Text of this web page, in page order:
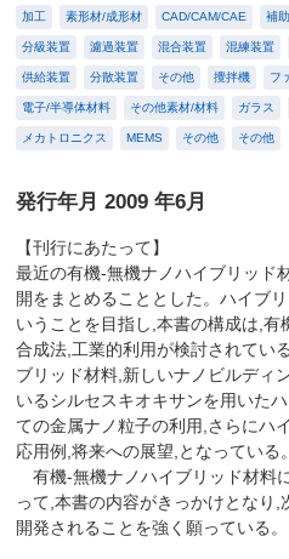
加工 素形材/成形材 CAD/CAM/CAE 補
分級装置 濾過装置 混合装置 混練装置
供給装置 分散装置 その他 攪拌機 フ
電子/半導体材料 その他素材/材料 ガラス
メカトロニクス MEMS その他 その他
発行年月 2009 年6月
【刊行にあたって】
最近の有機-無機ナノハイブリッド
開をまとめることとした。ハイブ
いうことを目指し,本書の構成は,
合成法,工業的利用が検討されてい
ブリッド材料,新しいナノビルディ
いるシルセスキオキサンを用いた
ての金属ナノ粒子の利用,さらにハ
応用例,将来への展望,となっている。
有機-無機ナノハイブリッド材料
って,本書の内容がきっかけとなり,
開発されることを強く願っている。